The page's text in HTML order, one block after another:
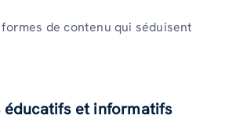
de contenu qui séduisent
éducatifs et informatifs